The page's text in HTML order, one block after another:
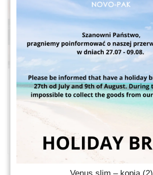
Dekorowanie
Dekorowanie opakowań